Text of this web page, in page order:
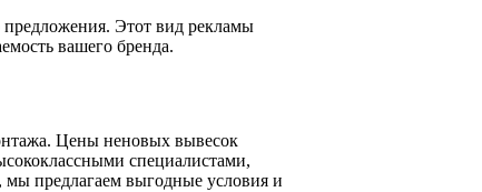
предложения. Этот вид рекламы
вашего бренда.
Цены неновых вывесок
специалистами,
мы предлагаем выгодные условия и